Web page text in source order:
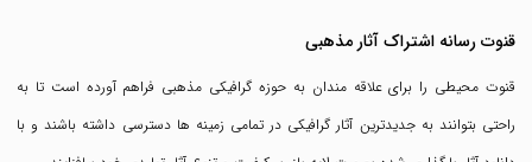
قنوت رسانه اشتراک آثار مذهبی
قنوت محیطی را برای علاقه مندان به حوزه گرافیکی مذهبی فراهم آورده است تا به
راحتی بتوانند به جدیدترین آثار گرافیکی در تمامی زمینه ها دسترسی داشته باشند و با